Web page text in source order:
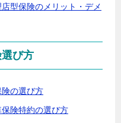
型保険のメリット・デメ
び方
の選び方
険特約の選び方